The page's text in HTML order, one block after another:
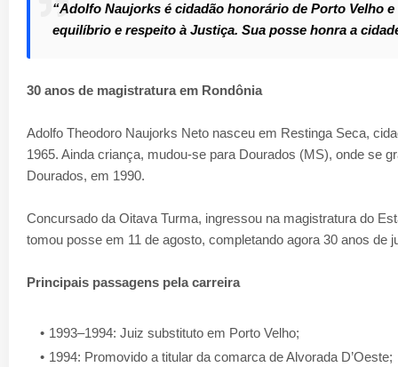
“Adolfo Naujorks é cidadão honorário de Porto Velho
equilíbrio e respeito à Justiça. Sua posse honra a
30 anos de magistratura em Rondônia
Adolfo Theodoro Naujorks Neto nasceu em Restinga Seca,
1965. Ainda criança, mudou-se para Dourados (MS), onde se
Dourados, em 1990.
Concursado da Oitava Turma, ingressou na magistratura do
tomou posse em 11 de agosto, completando agora 30 anos de
Principais passagens pela carreira
1993–1994: Juiz substituto em Porto Velho;
1994: Promovido a titular da comarca de Alvorada D’Oeste;